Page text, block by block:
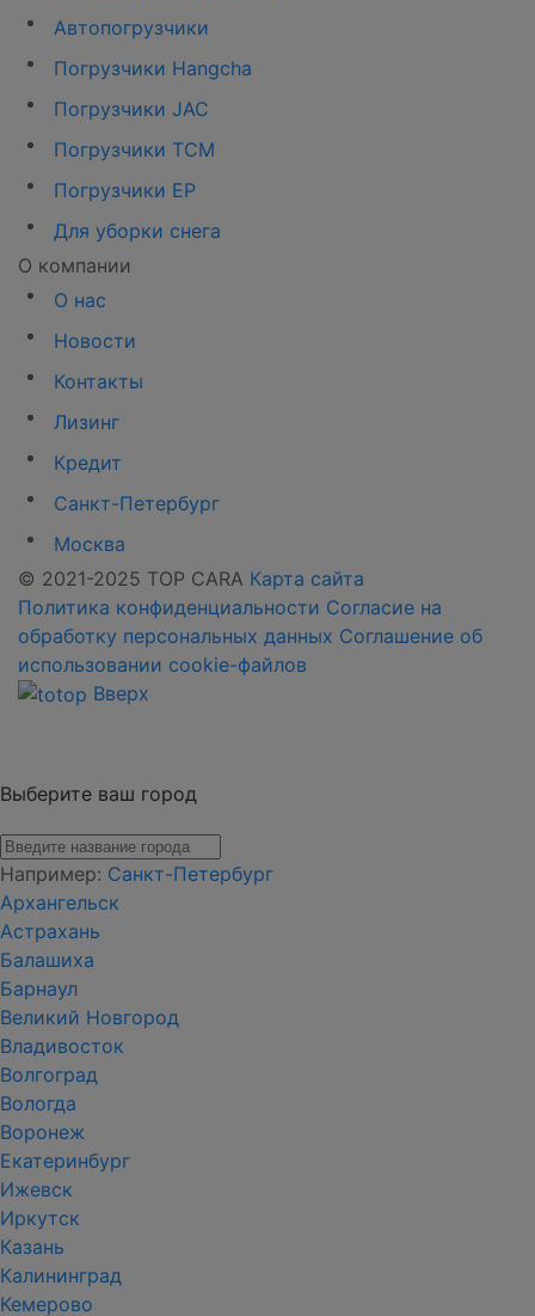
Автопогрузчики
Погрузчики Hangcha
Погрузчики JAC
Погрузчики TCM
Погрузчики EP
Для уборки снега
О компании
О нас
Новости
Контакты
Лизинг
Кредит
Санкт-Петербург
Москва
© 2021-2025 TOP CARA Карта сайта
Политика конфиденциальности Согласие на
обработку персональных данных Соглашение об
использовании cookie-файлов
Вверх
Выберите ваш город
Например: Санкт-Петербург
Архангельск
Астрахань
Балашиха
Барнаул
Великий Новгород
Владивосток
Волгоград
Вологда
Воронеж
Екатеринбург
Ижевск
Иркутск
Казань
Калининград
Кемерово